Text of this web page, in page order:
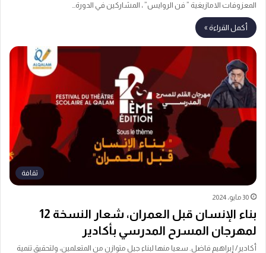
المعزوفات الامازيغية ” فن الروايس” ، المشاركين في الدورة…
أكمل القراءة »
ثقافة
30 مايو، 2024
بناء الإنسان قبل العمران، شعار النسخة 12
لمهرجان المسرح المدرسي بأكادير
أكادير/ إبراهيم فاضل. سعيا منها لبناء جيل متوازن من المتعلمين، ولتحقيق تنمية